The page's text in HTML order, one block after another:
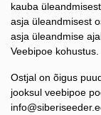
kauba
asja üleandmisest
asja üleandmise
Veebipoe kohustus.
Ostjal on õigus
jooksul veebipoe